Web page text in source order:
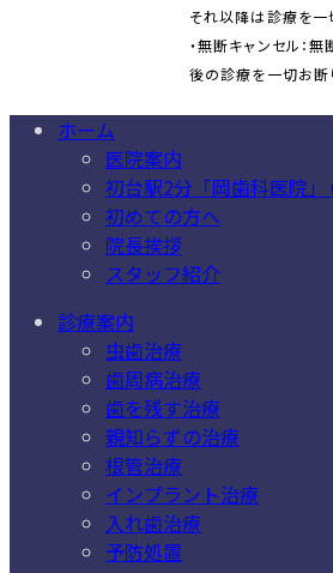
それ以降は診療を一
・無断キャンセル：
後の診療を一切お断
ホーム
医院案内
初台駅2分「岡歯科医院
初めての方へ
院長挨拶
スタッフ紹介
診療案内
虫歯治療
歯周病治療
歯を残す治療
親知らずの治療
根管治療
インプラント治療
入れ歯治療
予防処置